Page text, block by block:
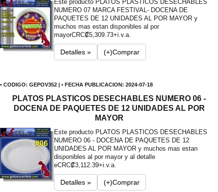
Este producto PLATOS PLASTICOS DESECHABLES
NUMERO 07 MARCA FESTIVAL- DOCENA DE
PAQUETES DE 12 UNIDADES AL POR MAYOR y
muchos mas estan disponibles al por
mayorCRC₡5,309.73+i.v.a.
Detalles » (+)Comprar
• CODIGO: GEPOV352 | • FECHA PUBLICACION: 2024-07-18
PLATOS PLASTICOS DESECHABLES NUMERO 06 -
DOCENA DE PAQUETES DE 12 UNIDADES AL POR
MAYOR
Este producto PLATOS PLASTICOS DESECHABLES
NUMERO 06 - DOCENA DE PAQUETES DE 12
UNIDADES AL POR MAYOR y muchos mas estan
disponibles al por mayor y al detalle
eCRC₡3,112.39+i.v.a.
Detalles » (+)Comprar